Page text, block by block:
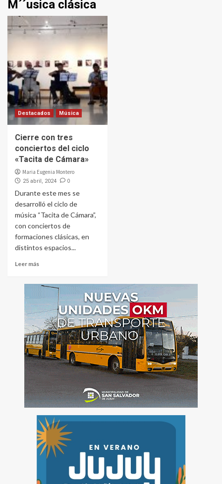
M´´usica clásica
Destacados Música
Cierre con tres
conciertos del ciclo
«Tacita de Cámara»
Maria Eugenia Montero
25 abril, 2024 0
Durante este mes se
desarrolló el ciclo de
música “Tacita de Cámara”,
con conciertos de
formaciones clásicas, en
distintos espacios...
Leer más